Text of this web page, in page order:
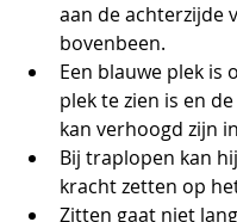
aan de achterzijde
bovenbeen.
Een blauwe plek is
plek te zien is en
kan verhoogd zijn
Bij traplopen kan
kracht zetten op
Zitten gaat niet